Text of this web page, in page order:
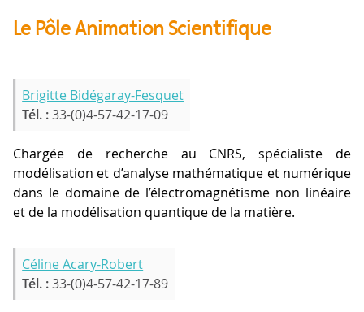
Le Pôle Animation Scientifique
Brigitte Bidégaray-Fesquet
Tél. :33-(0)4-57-42-17-09
Chargée de recherche au CNRS, spécialiste de
modélisation et d’analyse mathématique et numérique
dans le domaine de l’électromagnétisme non linéaire
et de la modélisation quantique de la matière.
Céline Acary-Robert
Tél. :33-(0)4-57-42-17-89